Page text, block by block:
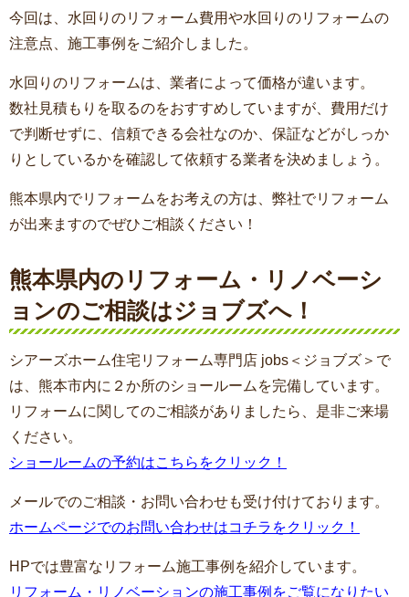
今回は、水回りのリフォーム費用や水回りのリフォームの
注意点、施工事例をご紹介しました。
水回りのリフォームは、業者によって価格が違います。
数社見積もりを取るのをおすすめしていますが、費用だけ
で判断せずに、信頼できる会社なのか、保証などがしっか
りとしているかを確認して依頼する業者を決めましょう。
熊本県内でリフォームをお考えの方は、弊社でリフォーム
が出来ますのでぜひご相談ください！
熊本県内のリフォーム・リノベーシ
ョンのご相談はジョブズへ！
シアーズホーム住宅リフォーム専門店 jobs＜ジョブズ＞で
は、熊本市内に２か所のショールームを完備しています。
リフォームに関してのご相談がありましたら、是非ご来場
ください。
ショールームの予約はこちらをクリック！
メールでのご相談・お問い合わせも受け付けております。
ホームページでのお問い合わせはコチラをクリック！
HPでは豊富なリフォーム施工事例を紹介しています。
リフォーム・リノベーションの施工事例をご覧になりたい